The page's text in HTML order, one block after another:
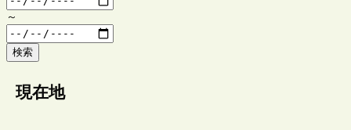
～
検索
現在地